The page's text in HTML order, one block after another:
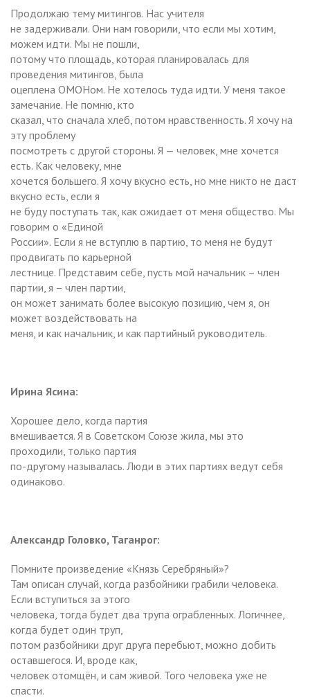
Продолжаю тему митингов. Нас учителя
не задерживали. Они нам говорили, что если мы хотим,
можем идти. Мы не пошли,
потому что площадь, которая планировалась для
проведения митингов, была
оцеплена ОМОНом. Не хотелось туда идти. У меня такое
замечание. Не помню, кто
сказал, что сначала хлеб, потом нравственность. Я хочу на
эту проблему
посмотреть с другой стороны. Я — человек, мне хочется
есть. Как человеку, мне
хочется большего. Я хочу вкусно есть, но мне никто не даст
вкусно есть, если я
не буду поступать так, как ожидает от меня общество. Мы
говорим о «Единой
России». Если я не вступлю в партию, то меня не будут
продвигать по карьерной
лестнице. Представим себе, пусть мой начальник – член
партии, я – член партии,
он может занимать более высокую позицию, чем я, он
может воздействовать на
меня, и как начальник, и как партийный руководитель.
Ирина Ясина:
Хорошее дело, когда партия
вмешивается. Я в Советском Союзе жила, мы это
проходили, только партия
по-другому называлась. Люди в этих партиях ведут себя
одинаково.
Александр Головко, Таганрог:
Помните произведение «Князь Серебряный»?
Там описан случай, когда разбойники грабили человека.
Если вступиться за этого
человека, тогда будет два трупа ограбленных. Логичнее,
когда будет один труп,
потом разбойники друг друга перебьют, можно добить
оставшегося. И, вроде как,
человек отомщён, и сам живой. Того человека уже не
спасти.